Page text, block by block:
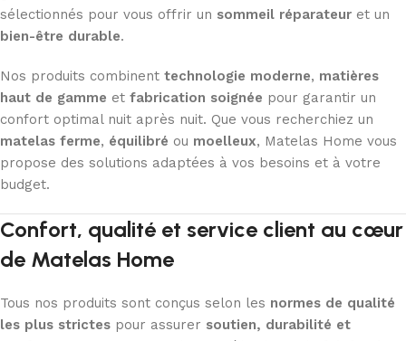
sélectionnés pour vous offrir un sommeil réparateur et un
bien-être durable.
Nos produits combinent technologie moderne, matières
haut de gamme et fabrication soignée pour garantir un
confort optimal nuit après nuit. Que vous recherchiez un
matelas ferme, équilibré ou moelleux, Matelas Home vous
propose des solutions adaptées à vos besoins et à votre
budget.
Confort, qualité et service client au cœur
de Matelas Home
Tous nos produits sont conçus selon les normes de qualité
les plus strictes pour assurer soutien, durabilité et